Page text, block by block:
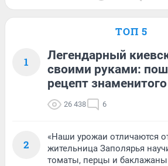
ТОП 5
1
Легендарный
своими руками:
рецепт
26 438 6
2
«Наши урожаи отличаются
жительница Заполярья
томаты, перцы и баклажаны